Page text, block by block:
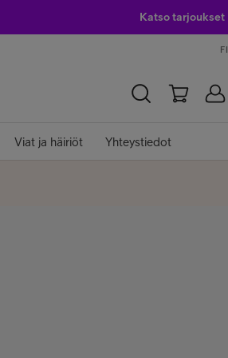
Katso tarjoukset
FI
Viat ja häiriöt Yhteystiedot